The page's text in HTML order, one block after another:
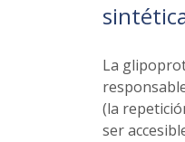
La
(la
ser